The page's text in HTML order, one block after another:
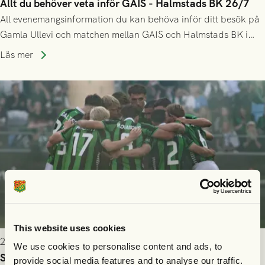
This website uses cookies
We use cookies to personalise content and ads, to
provide social media features and to analyse our traffic.
Allt du behöver veta inför GAIS - Halmstads BK 26/7
All evenemangsinformation du kan behöva inför ditt besök på
Gamla Ullevi och matchen mellan GAIS och Halmstads BK i
Allsvenskan! Avspark kl 16.30 på söndag 26/7.
Läs mer
2026-07-24 16:40
Seger i första kvalmatchen mot FC Nordsjælland